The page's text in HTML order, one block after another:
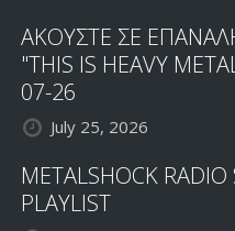
ΑΚΟΥΣΤΕ ΣΕ
"THIS IS HEAVY
07-26
July 25, 2026
METALSHOCK
PLAYLIST